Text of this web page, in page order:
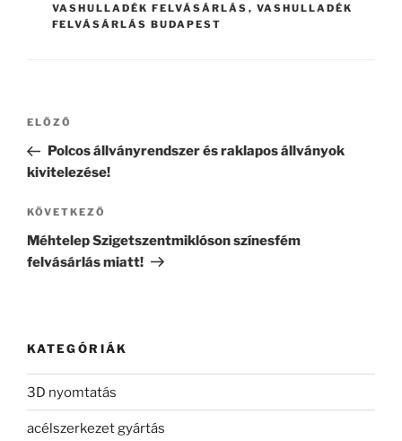
VASHULLADÉK FELVÁSÁRLÁS , VASHULLADÉK
FELVÁSÁRLÁS BUDAPEST
Bejegyzés
Korábbi
bejegyzés
ELŐZŐ
Polcos állványrendszer és raklapos állványok
kivitelezése!
Következő
bejegyzés
KÖVETKEZŐ
Méhtelep Szigetszentmiklóson színesfém
felvásárlás miatt!
KATEGÓRIÁK
3D nyomtatás
acélszerkezet gyártás